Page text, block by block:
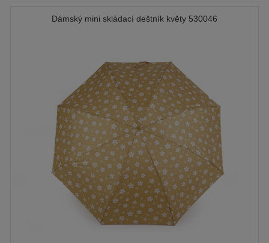
Dámský mini skládací deštník květy 530046